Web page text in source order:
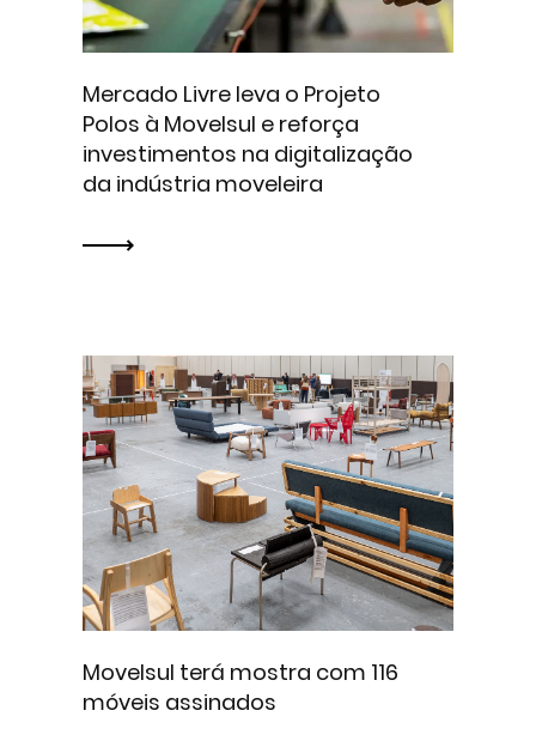
Mercado Livre leva o Projeto
Polos à Movelsul e reforça
investimentos na digitalização
da indústria moveleira
Movelsul terá mostra com 116
móveis assinados